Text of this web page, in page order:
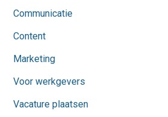
Communicatie
Content
Marketing
Voor werkgevers
Vacature plaatsen